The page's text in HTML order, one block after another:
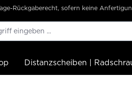
Rückgaberecht, sofern keine
Distanzscheiben |